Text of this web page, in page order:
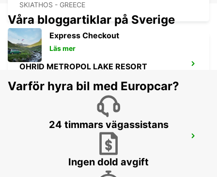
SKIATHOS - GREECE
OHRID METROPOL LAKE RESORT
SKOPJE INTERNATIONAL AIRPORT
Våra bloggartiklar på Sverige
Express Checkout
Läs mer
Varför hyra bil med Europcar?
24 timmars vägassistans
Ingen dold avgift